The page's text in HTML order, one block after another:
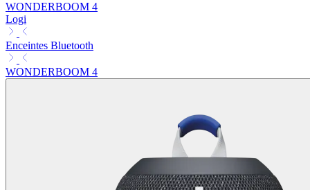
WONDERBOOM 4
Logi
Enceintes Bluetooth
WONDERBOOM 4